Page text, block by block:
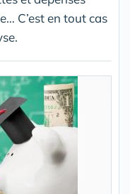
C’est en tout cas